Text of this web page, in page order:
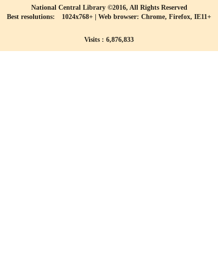
National Central Library ©2016, All Rights Reserved
Best resolutions: 1024x768+ | Web browser: Chrome, Firefox, IE11+
Visits : 6,876,833